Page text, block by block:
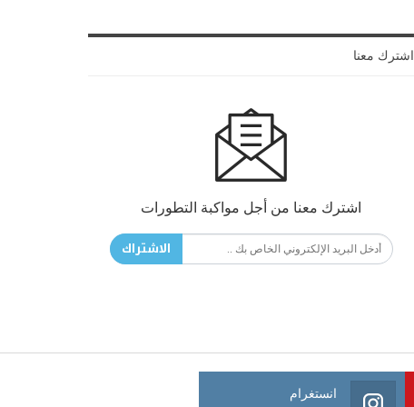
اشترك معنا
اشترك معنا من أجل مواكبة التطورات
الاشتراك
انستغرام